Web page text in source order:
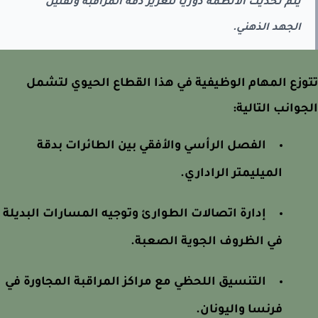
يتم تحديث الأنظمة دورياً لتعزيز دقة المراقبة وتقليل
الجهد الذهني.
المهام الوظيفية في هذا القطاع الحيوي لتشمل
التالية:
الفصل الرأسي والأفقي بين الطائرات بدقة
الميليمتر الراداري.
إدارة اتصالات الطوارئ وتوجيه المسارات البديلة
في الظروف الجوية الصعبة.
التنسيق اللحظي مع مراكز المراقبة المجاورة في
فرنسا واليونان.